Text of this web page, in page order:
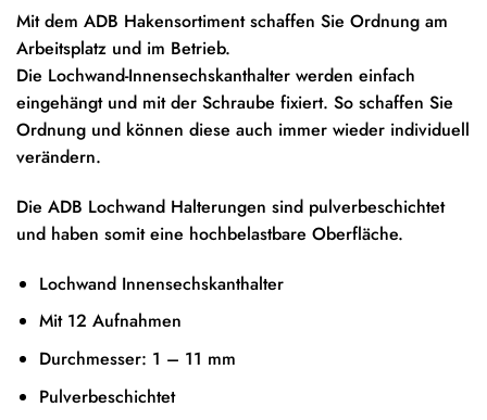
Mit dem ADB Hakensortiment schaffen Sie Ordnung am
Arbeitsplatz und im Betrieb.
Die Lochwand-Innensechskanthalter werden einfach
eingehängt und mit der Schraube fixiert. So schaffen Sie
Ordnung und können diese auch immer wieder individuell
verändern.
Die ADB Lochwand Halterungen sind pulverbeschichtet
und haben somit eine hochbelastbare Oberfläche.
Lochwand Innensechskanthalter
Mit 12 Aufnahmen
Durchmesser: 1 – 11 mm
Pulverbeschichtet